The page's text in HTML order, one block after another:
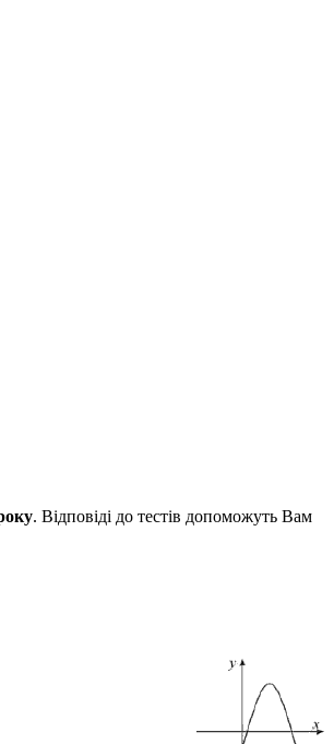
. Відповіді до тестів допоможуть Вам